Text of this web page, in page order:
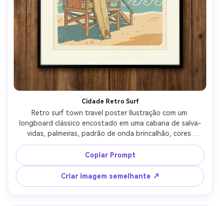
Cidade Retro Surf
Retro surf town travel poster Ilustração com um
longboard clássico encostado em uma cabana de salva-
vidas, palmeiras, padrão de onda brincalhão, cores
quentes desbotadas pelo sol, tipografia dos anos 1970
lendo "surf COAST" com subcabeçalho "Ride the Morning
Swell", autocolante-como ícone sotaques, grão de
serigrafia angustiado, layout limpo com margem
generosa, lente de 85mm, profundidade de campo rasa-
AR 4:5
Copiar Prompt
Criar imagem semelhante ↗